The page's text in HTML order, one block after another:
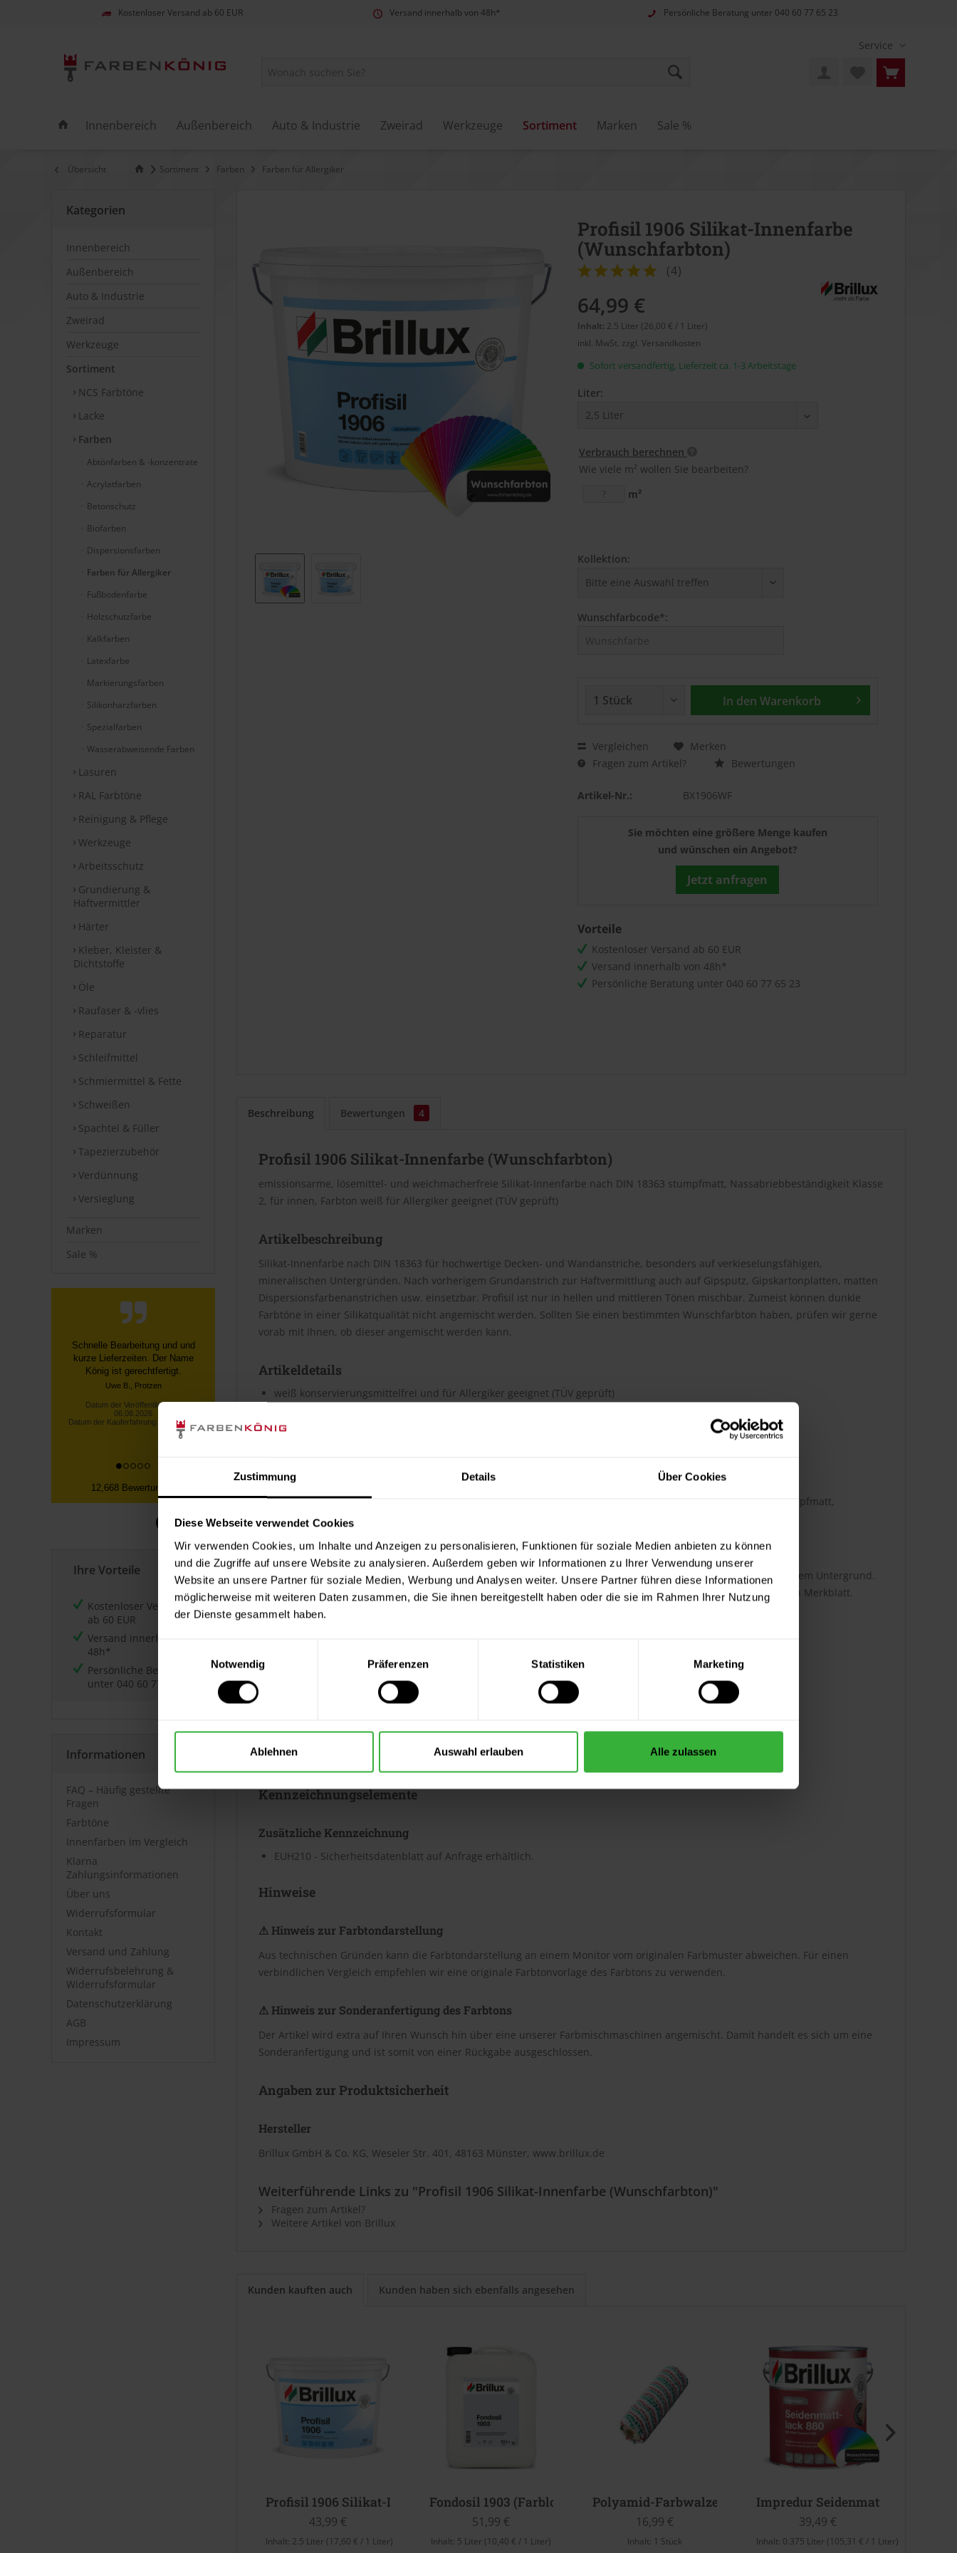
Zustimmung Details Über Cookies
Diese Webseite verwendet Cookies
Wir verwenden Cookies, um Inhalte und Anzeigen zu personalisieren, Funktionen für soziale Medien anbieten zu können
und die Zugriffe auf unsere Website zu analysieren. Außerdem geben wir Informationen zu Ihrer Verwendung unserer
Website an unsere Partner für soziale Medien, Werbung und Analysen weiter. Unsere Partner führen diese Informationen
möglicherweise mit weiteren Daten zusammen, die Sie ihnen bereitgestellt haben oder die sie im Rahmen Ihrer Nutzung
der Dienste gesammelt haben.
Notwendig
Präferenzen Statistiken Marketing
Ablehnen Auswahl erlauben Alle zulassen
Kostenloser Versand ab 60 EUR Versand innerhalb von 48h* Persönliche Beratung unter 040 60 77 65 23
Service
Innenbereich Außenbereich Auto & Industrie Zweirad Werkzeuge Sortiment Marken Sale %
Übersicht Sortiment Farben Farben für Allergiker
Kategorien
Innenbereich
Außenbereich
Auto & Industrie
Zweirad
Werkzeuge
Sortiment
NCS Farbtöne
Lacke
Farben
Abtönfarben & -konzentrate
Acrylatfarben
Betonschutz
Biofarben
Dispersionsfarben
Farben für Allergiker
Fußbodenfarbe
Holzschutzfarbe
Kalkfarben
Latexfarbe
Markierungsfarben
Silikonharzfarben
Spezialfarben
Wasserabweisende Farben
Lasuren
RAL Farbtöne
Reinigung & Pflege
Werkzeuge
Arbeitsschutz
Grundierung &
Haftvermittler
Härter
Kleber, Kleister &
Dichtstoffe
Öle
Raufaser & -vlies
Reparatur
Schleifmittel
Schmiermittel & Fette
Schweißen
Spachtel & Füller
Tapezierzubehör
Verdünnung
Versieglung
Marken
Sale %
Bestellung und Lieferung
verliefen reibungslos. Eine
fachliche Nachfrage bei der
Hotline wurde fachk...
Datum der Veröffentlichung:
06.08.2026
Datum der Kauferfahrung: 26.07.2026
12,668 Bewertungen
Ihre Vorteile
Kostenloser Versand
ab 60 EUR
Versand innerhalb von
48h*
Persönliche Beratung
unter 040 60 77 65 23
Informationen
FAQ – Häufig gestellte
Fragen
Farbtöne
Innenfarben im Vergleich
Klarna
Zahlungsinformationen
Über uns
Widerrufsformular
Kontakt
Versand und Zahlung
Widerrufsbelehrung &
Widerrufsformular
Datenschutzerklärung
AGB
Impressum
Profisil 1906 Silikat-Innenfarbe
(Wunschfarbton)
(4)
64,99 €
Inhalt: 2.5 Liter (26,00 € / 1 Liter)
inkl. MwSt. zzgl. Versandkosten
Sofort versandfertig, Lieferzeit ca. 1-3 Arbeitstage
Liter:
Verbrauch berechnen
Wie viele m² wollen Sie bearbeiten?
m²
Kollektion:
Wunschfarbcode*:
In den Warenkorb
Vergleichen
Merken
Fragen zum Artikel?
Bewertungen
Artikel-Nr.: BX1906WF
Sie möchten eine größere Menge kaufen
und wünschen ein Angebot?
Jetzt anfragen
Vorteile
Kostenloser Versand ab 60 EUR
Versand innerhalb von 48h*
Persönliche Beratung unter 040 60 77 65 23
Beschreibung Bewertungen 4
Profisil 1906 Silikat-Innenfarbe (Wunschfarbton)
emissionsarme, lösemittel- und weichmacherfreie Silikat-Innenfarbe nach DIN 18363 stumpfmatt, Nassabriebbeständigkeit Klasse
2, für innen, Farbton weiß für Allergiker geeignet (TÜV geprüft)
Artikelbeschreibung
Silikat-Innenfarbe nach DIN 18363 für hochwertige Decken- und Wandanstriche, besonders auf verkieselungsfähigen,
mineralischen Untergründen. Nach vorherigem Grundanstrich zur Haftvermittlung auch auf Gipsputz, Gipskartonplatten, matten
Dispersionsfarbenanstrichen usw. einsetzbar. Profisil ist nur in hellen und mittleren Tönen mischbar. Zumeist können dunkle
Farbtöne in einer Silikatqualität nicht angemischt werden. Sollten Sie einen bestimmten Wunschfarbton haben, prüfen wir gerne
vorab mit Ihnen, ob dieser angemischt werden kann.
Artikeldetails
weiß konservierungsmittelfrei und für Allergiker geeignet (TÜV geprüft)
emissionsarm, lösemittel- und weichmacherfrei
für innen
Deckvermögen Klasse 1 bei 7 m²/l
hoch wasserdampfdiffusionsfähig
leicht verarbeitbar emissionsarme, lösemittel- und weichmacherfreie Silikat-Innenfarbe nach DIN 18363 stumpfmatt,
Verbrauch
Die Reichweite beträgt laut Hersteller ca. 7 m²/Liter. Der Verbrauch ist dabei abhängig von der Auftragsart und dem Untergrund.
Bei diesen Verbrauchszahlen handelt es sich um Richtwerte. Weitere Infos entnehmen Sie bitte dem technischen Merkblatt.
Sicherheitsdatenblätter
Sicherheitsdatenblatt (PDF)
Technische Merkblätter
⤓Technisches Merkblatt (PDF)
Kennzeichnungselemente
Zusätzliche Kennzeichnung
EUH210 - Sicherheitsdatenblatt auf Anfrage erhältlich.
Hinweise
⚠ Hinweis zur Farbtondarstellung
Aus technischen Gründen kann die Farbtondarstellung an einem Monitor vom originalen Farbmuster abweichen. Für einen
verbindlichen Vergleich empfehlen wir eine originale Farbtonvorlage des Farbtons zu verwenden.
⚠ Hinweis zur Sonderanfertigung des Farbtons
Der Artikel wird extra auf Ihren Wunsch hin über eine unserer Farbmischmaschinen angemischt. Damit handelt es sich um eine
Sonderanfertigung und ist somit von einer Rückgabe ausgeschlossen.
Angaben zur Produktsicherheit
Hersteller
Brillux GmbH & Co. KG, Weseler Str. 401, 48163 Münster, www.brillux.de
Weiterführende Links zu "Profisil 1906 Silikat-Innenfarbe (Wunschfarbton)"
Fragen zum Artikel?
Weitere Artikel von Brillux
Kunden kauften auch Kunden haben sich ebenfalls angesehen
Profisil 1906 Silikat-Innenfarbe (Weiß)
43,99 €
Inhalt: 2.5 Liter (17,60 € / 1 Liter)
Fondosil 1903 (Farblos)
51,99 €
Inhalt: 5 Liter (10,40 € / 1 Liter)
Polyamid-Farbwalze
16,99 €
Inhalt: 1 Stück
Impredur Seidenmattlack 880
39,49 €
Inhalt: 0.375 Liter (105,31 € / 1 Liter)